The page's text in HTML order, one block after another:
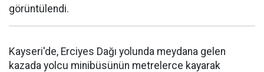
görüntülendi.
Kayseri'de, Erciyes Dağı yolunda meydana gelen
kazada yolcu minibüsünün metrelerce kayarak